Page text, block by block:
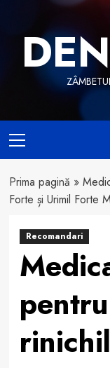
content
Menu
Prima pagină »
Forte și Urimil Forte
Recomandari